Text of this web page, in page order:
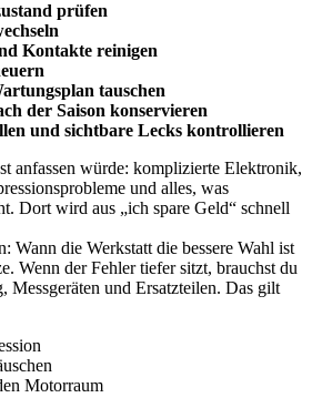
prüfen
Kontakte reinigen
tauschen
der Saison konservieren
und sichtbare Lecks kontrollieren
anfassen würde: komplizierte Elektronik,
und alles, was
Dort wird aus „ich spare Geld“ schnell
Wann die Werkstatt die bessere Wahl ist
Wenn der Fehler tiefer sitzt, brauchst du
Messgeräten und Ersatzteilen. Das gilt
Motorraum